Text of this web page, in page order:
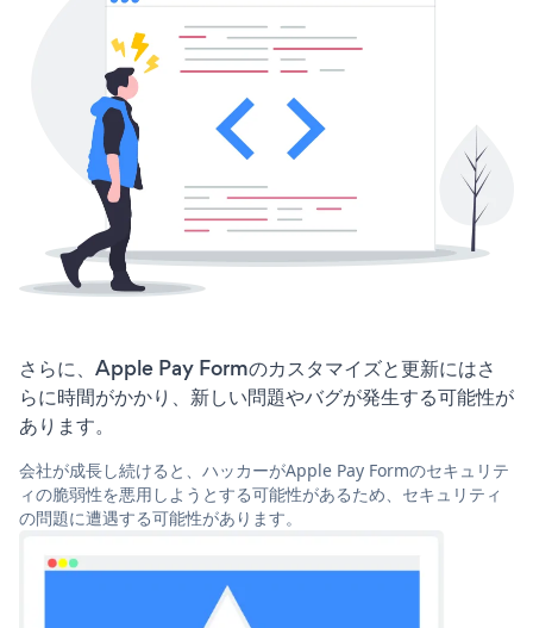
さらに、Apple Pay Formのカスタマイズと更新にはさ
らに時間がかかり、新しい問題やバグが発生する可能性が
あります。
会社が成長し続けると、ハッカーがApple Pay Formのセキュリテ
ィの脆弱性を悪用しようとする可能性があるため、セキュリティ
の問題に遭遇する可能性があります。